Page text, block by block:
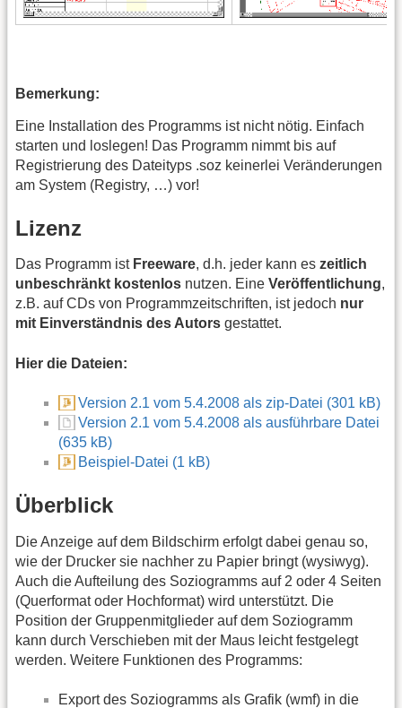
Bemerkung:
Eine Installation des Programms ist nicht nötig. Einfach
starten und loslegen! Das Programm nimmt bis auf
Registrierung des Dateityps .soz keinerlei Veränderungen
am System (Registry, …) vor!
Lizenz
Das Programm ist Freeware, d.h. jeder kann es zeitlich
unbeschränkt kostenlos nutzen. Eine Veröffentlichung,
z.B. auf CDs von Programmzeitschriften, ist jedoch nur
mit Einverständnis des Autors gestattet.
Hier die Dateien:
Version 2.1 vom 5.4.2008 als zip-Datei (301 kB)
Version 2.1 vom 5.4.2008 als ausführbare Datei
(635 kB)
Beispiel-Datei (1 kB)
Überblick
Die Anzeige auf dem Bildschirm erfolgt dabei genau so,
wie der Drucker sie nachher zu Papier bringt (wysiwyg).
Auch die Aufteilung des Soziogramms auf 2 oder 4 Seiten
(Querformat oder Hochformat) wird unterstützt. Die
Position der Gruppenmitglieder auf dem Soziogramm
kann durch Verschieben mit der Maus leicht festgelegt
werden. Weitere Funktionen des Programms:
Export des Soziogramms als Grafik (wmf) in die